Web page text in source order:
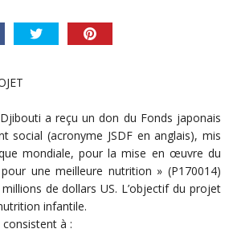
a reçu un don du Fonds japonais
social (acronyme JSDF en anglais), mis
mondiale, pour la mise en œuvre du
une meilleure nutrition » (P170014)
de dollars US. L’objectif du projet
infantile.
à :